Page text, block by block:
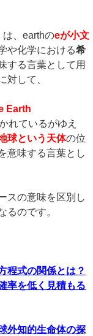
は、earthのeが小文
や化学における希
する言葉として用
対して、
Earth
れているがゆえ
球という天体の位
意味する言葉とし
スの意味を区別し
るのです。
程式の関係とは？
率を低く見積もる
外知的生命体の探